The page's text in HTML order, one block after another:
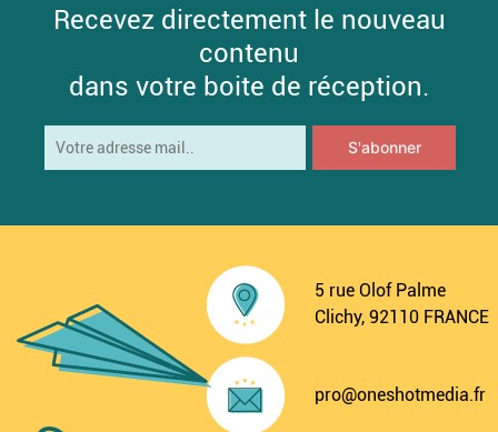
Recevez directement le nouveau
contenu
dans votre boite de réception.
5 rue Olof Palme
Clichy, 92110 FRANCE
pro@oneshotmedia.fr